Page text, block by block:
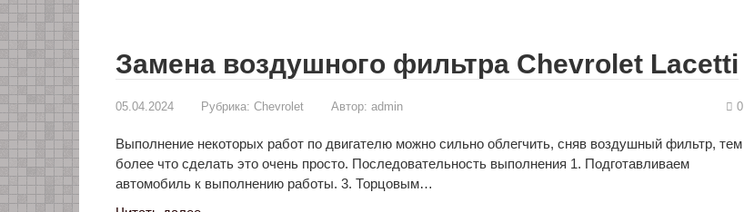
Замена воздушного фильтра Chevrolet Lacetti
05.04.2024 Рубрика: Chevrolet Автор: admin 0
Выполнение некоторых работ по двигателю можно сильно облегчить, сняв воздушный фильтр, тем
более что сделать это очень просто. Последовательность выполнения 1. Подготавливаем
автомобиль к выполнению работы. 3. Торцовым…